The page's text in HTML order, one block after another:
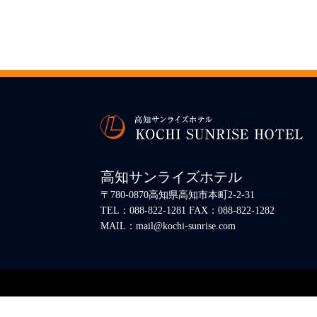
高知サンライズホテル
〒780-0870高知県高知市本町2-2-31
TEL：088-822-1281 FAX：088-822-1282
MAIL：mail@kochi-sunrise.com